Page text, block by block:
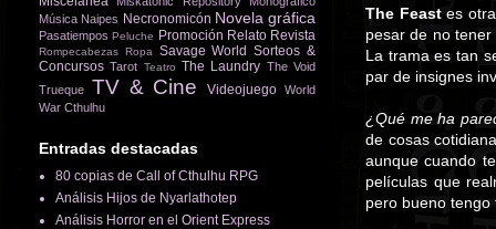
The Feastes otra
pesar de no
La trama es tan
par de insignes
¿Qué me ha
de cosas
aunque cuando
películas que
pero bueno
Música Naipes Necronomicón Novela gráfica
Pasatiempos Peluche Promoción Relato Revista
Rompecabezas Ropa Savage World Sorteos &
Concursos Tarot Teatro The Laundry The Void
Trueque TV & Cine Videojuego World
War Cthulhu
Entradas destacadas
80 copias de Call of Cthulhu RPG
Análisis Hijos de Nyarlathotep
Análisis Horror en el Orient Express